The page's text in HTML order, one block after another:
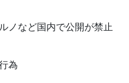
ノなど国内で公開が禁止
為